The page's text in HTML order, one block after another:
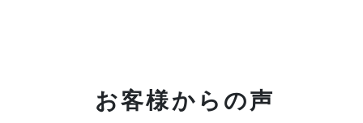
お客様からの声